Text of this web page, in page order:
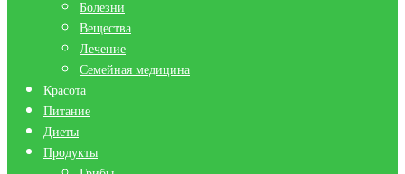
Болезни
Вещества
Лечение
Семейная медицина
Красота
Питание
Диеты
Продукты